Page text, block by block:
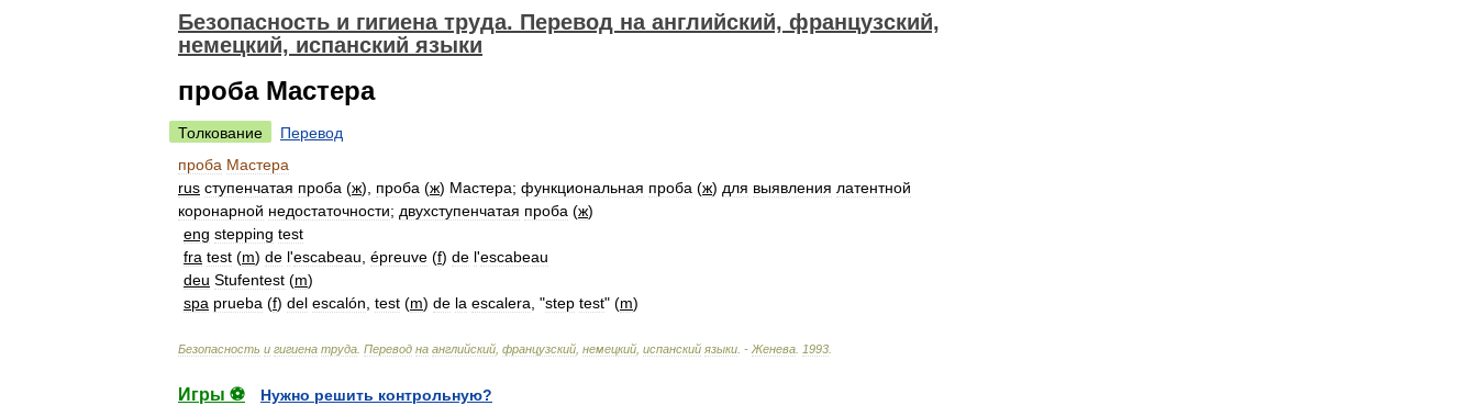
Безопасность и гигиена труда. Перевод на английский, французский,
немецкий, испанский языки
проба Мастера
Толкование
Перевод
проба Мастера
rus ступенчатая проба (ж), проба (ж) Мастера; функциональная проба (ж) для выявления латентной
коронарной недостаточности; двухступенчатая проба (ж)
eng stepping test
fra test (m) de l'escabeau épreuve (f) de l'escabeau
deu Stufentest (m)
spa prueba (f) del escalón test (m) de la escalera , "step test" (m)
Безопасность и гигиена труда Перевод на английский французский немецкий испанский языки . - Женева 1993
Игры ⚽
Нужно решить контрольную?